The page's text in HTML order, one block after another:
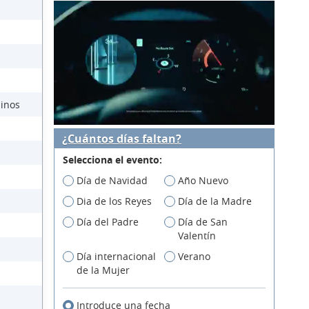
¿Cuántos días faltan?
Selecciona el evento:
Día de Navidad
Año Nuevo
Dia de los Reyes
Día de la Madre
Día del Padre
Día de San
Valentín
Día internacional
de la Mujer
Verano
Introduce una fecha